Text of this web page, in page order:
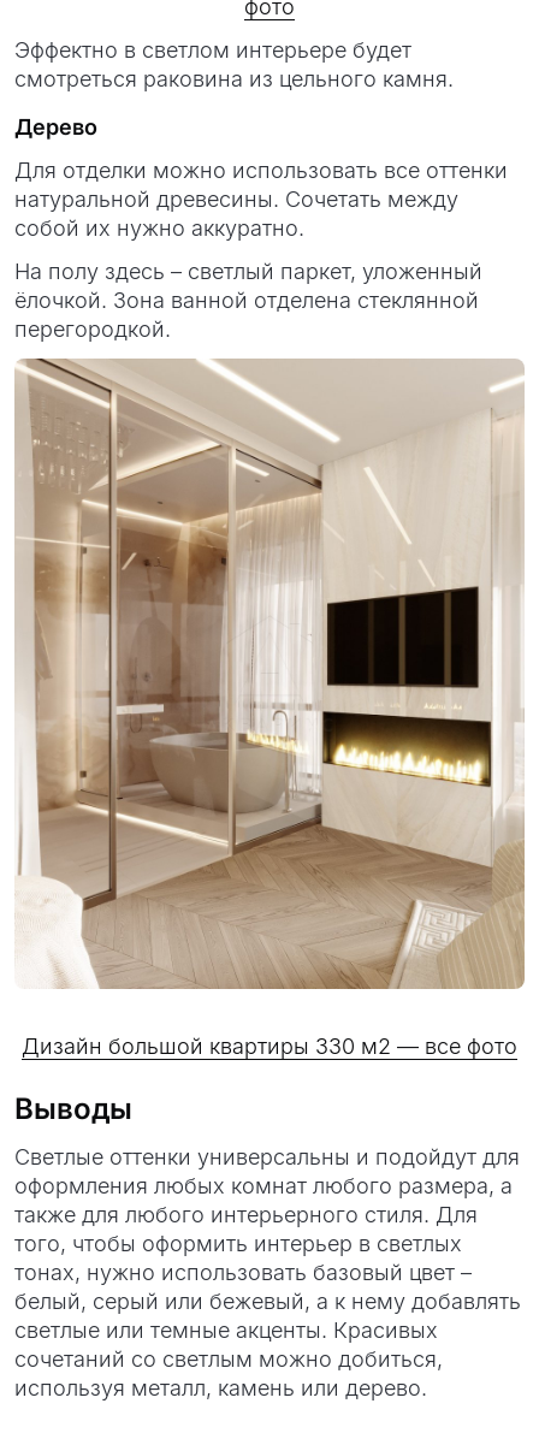
фото
Эффектно в светлом интерьере будет
смотреться раковина из цельного камня.
Дерево
Для отделки можно использовать все оттенки
натуральной древесины. Сочетать между
собой их нужно аккуратно.
На полу здесь – светлый паркет, уложенный
ёлочкой. Зона ванной отделена стеклянной
перегородкой.
Дизайн большой квартиры 330 м2 — все фото
Выводы
Светлые оттенки универсальны и подойдут для
оформления любых комнат любого размера, а
также для любого интерьерного стиля. Для
того, чтобы оформить интерьер в светлых
тонах, нужно использовать базовый цвет –
белый, серый или бежевый, а к нему добавлять
светлые или темные акценты. Красивых
сочетаний со светлым можно добиться,
используя металл, камень или дерево.